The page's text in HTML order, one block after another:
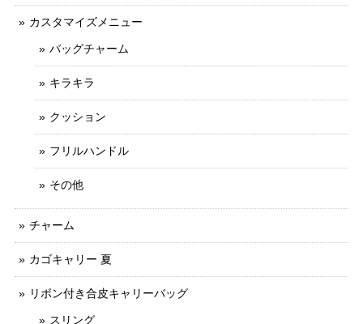
カスタマイズメニュー
バッグチャーム
キラキラ
クッション
フリルハンドル
その他
チャーム
カゴキャリー 夏
リボン付き合皮キャリーバッグ
スリング